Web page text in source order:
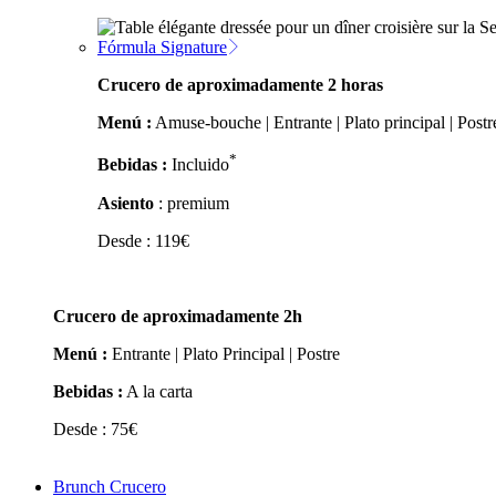
Fórmula Signature
Crucero de aproximadamente 2 horas
Menú : Amuse-bouche | Entrante | Plato principal |
Bebidas : Incluido*
Asiento : premium
Desde : 119€
Crucero de aproximadamente 2h
Menú : Entrante | Plato Principal | Postre
Bebidas : A la carta
Desde : 75€
Brunch Crucero